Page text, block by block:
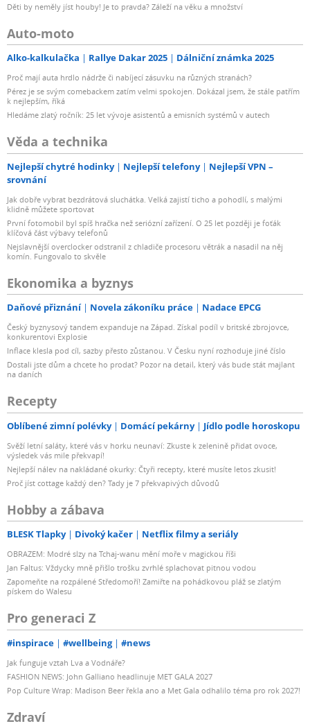
Děti by neměly jíst houby! Je to pravda? Záleží na věku a množství
Auto-moto
Alko-kalkulačka Rallye Dakar 2025 Dálniční známka 2025
Proč mají auta hrdlo nádrže či nabíjecí zásuvku na různých stranách?
Pérez je se svým comebackem zatím velmi spokojen. Dokázal jsem, že stále patřím
k nejlepším, říká
Hledáme zlatý ročník: 25 let vývoje asistentů a emisních systémů v autech
Věda a technika
Nejlepší chytré hodinky Nejlepší telefony
Nejlepší VPN –
srovnání
Jak dobře vybrat bezdrátová sluchátka. Velká zajistí ticho a pohodlí, s malými
klidně můžete sportovat
První fotomobil byl spíš hračka než seriózní zařízení. O 25 let později je foťák
klíčová část výbavy telefonů
Nejslavnější overclocker odstranil z chladiče procesoru větrák a nasadil na něj
komín. Fungovalo to skvěle
Ekonomika a byznys
Daňové přiznání Novela zákoníku práce Nadace EPCG
Český byznysový tandem expanduje na Západ. Získal podíl v britské zbrojovce,
konkurentovi Explosie
Inflace klesla pod cíl, sazby přesto zůstanou. V Česku nyní rozhoduje jiné číslo
Dostali jste dům a chcete ho prodat? Pozor na detail, který vás bude stát majlant
na daních
Recepty
Oblíbené zimní polévky Domácí pekárny Jídlo podle horoskopu
Svěží letní saláty, které vás v horku neunaví: Zkuste k zelenině přidat ovoce,
výsledek vás mile překvapí!
Nejlepší nálev na nakládané okurky: Čtyři recepty, které musíte letos zkusit!
Proč jíst cottage každý den? Tady je 7 překvapivých důvodů
Hobby a zábava
BLESK Tlapky Divoký kačer Netflix filmy a seriály
OBRAZEM: Modré slzy na Tchaj-wanu mění moře v magickou říši
Jan Faltus: Vždycky mně přišlo trošku zvrhlé splachovat pitnou vodou
Zapomeňte na rozpálené Středomoří! Zamiřte na pohádkovou pláž se zlatým
pískem do Walesu
Pro generaci Z
#inspirace #wellbeing #news
Jak funguje vztah Lva a Vodnáře?
FASHION NEWS: John Galliano headlinuje MET GALA 2027
Pop Culture Wrap: Madison Beer řekla ano a Met Gala odhalilo téma pro rok 2027!
Zdraví